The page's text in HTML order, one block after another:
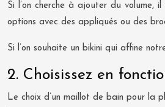
Si l’on cherche à ajouter du volume,
options avec des appliqués ou des
Si l’on souhaite un bikini qui affine
2. Choisissez en
Le choix d’un maillot de bain pour la